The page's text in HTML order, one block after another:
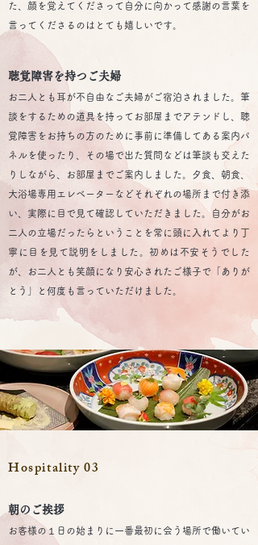
た、顔を覚えてくださって自分に向かって感謝の言葉を
言ってくださるのはとても嬉しいです。
聴覚障害を持つご夫婦
お二人とも耳が不自由なご夫婦がご宿泊されました。筆
談をするための道具を持ってお部屋までアテンドし、聴
覚障害をお持ちの方のために事前に準備してある案内パ
ネルを使ったり、その場で出た質問などは筆談も交えた
りしながら、お部屋までご案内しました。夕食、朝食、
大浴場専用エレベーターなどそれぞれの場所まで付き添
い、実際に目で見て確認していただきました。自分がお
二人の立場だったらということを常に頭に入れてより丁
寧に目を見て説明をしました。初めは不安そうでした
が、お二人とも笑顔になり安心されたご様子で「ありが
とう」と何度も言っていただけました。
Hospitality 03
朝のご挨拶
お客様の１日の始まりに一番最初に会う場所で働いてい